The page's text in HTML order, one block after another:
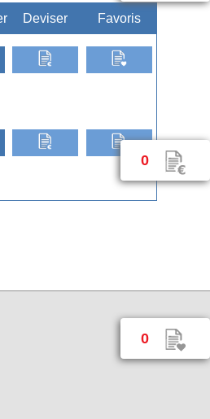
0
0
Deviser Favoris